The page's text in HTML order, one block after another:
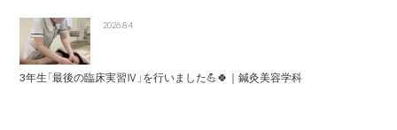
2026.8.4
3年生「最後の臨床実習Ⅳ」を行いました💪🍀｜鍼灸美容学科